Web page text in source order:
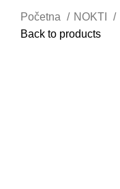
Početna NOKTI
Back to products